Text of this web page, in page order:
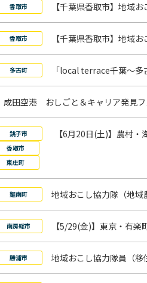
香取市 【千葉県香取市】地域
香取市 【千葉県香取市】地域
多古町 「local terrace千葉～多
成田空港 おしごと＆キャリア発見フ
銚子市
香取市
東庄町
【6月20日(土)】農村
鋸南町 地域おこし協力隊（地域
南房総市 【5/29(金)】東京・有
勝浦市 地域おこし協力隊員（